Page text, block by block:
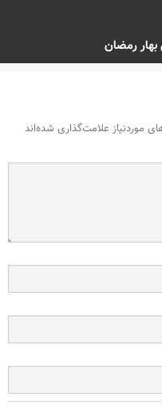
رمضان
موردنیاز علامت‌گذاری شده‌اند